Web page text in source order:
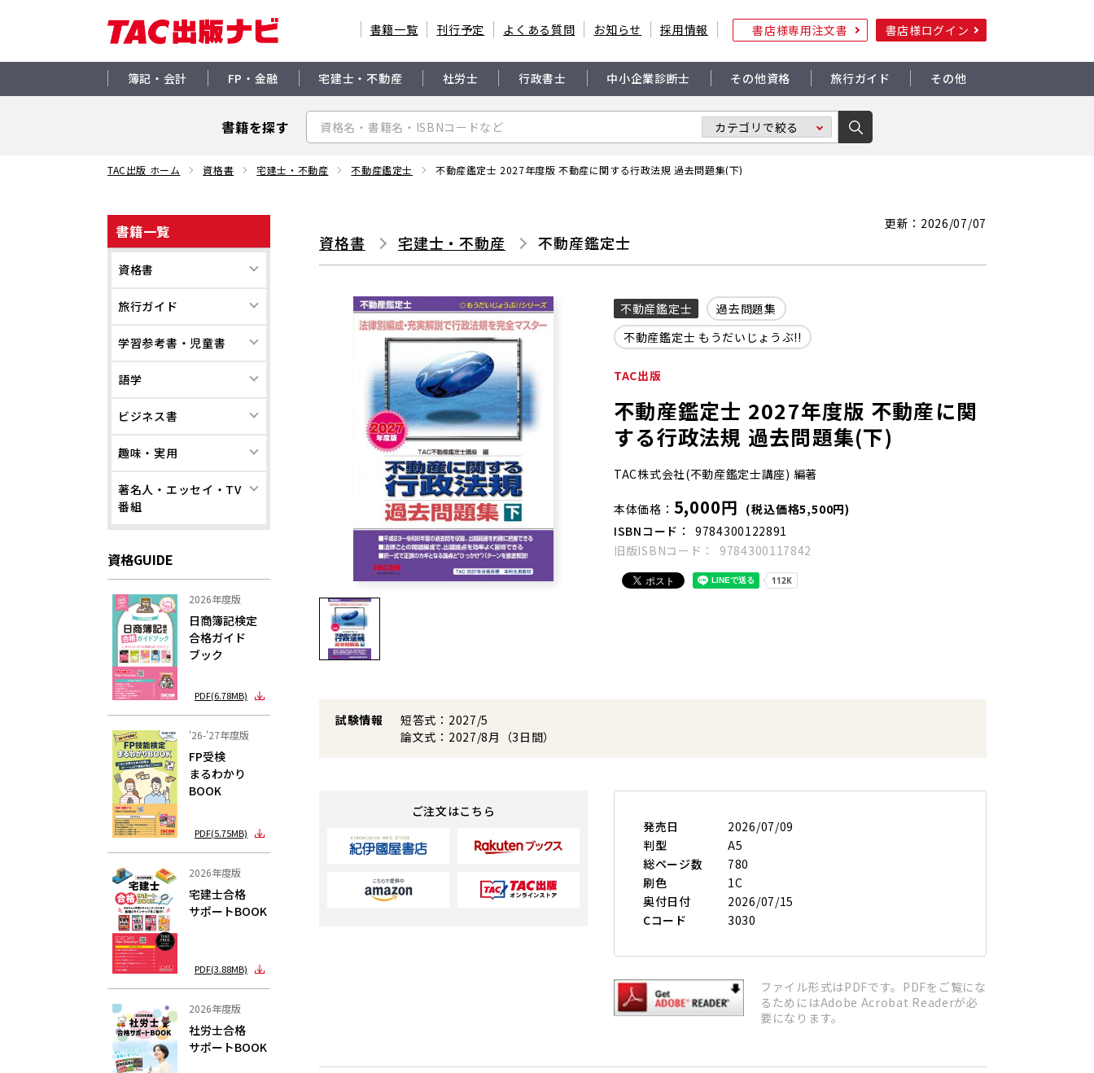
書籍一覧 刊行予定 よくある質問 お知らせ 採用情報 書店様専用注文書 書店様ログイン
簿記・会計 FP・金融 宅建士・不動産 社労士 行政書士 中小企業診断士 その他資格 旅行ガイド その他
書籍を探す
TAC出版 ホーム 資格書 宅建士・不動産 不動産鑑定士 不動産鑑定士 2027年度版 不動産に関する行政法規 過去問題集(下)
書籍一覧
資格書
旅行ガイド
学習参考書・児童書
語学
ビジネス書
趣味・実用
著名人・エッセイ・TV
番組
資格GUIDE
2026年度版
日商簿記検定
合格ガイド
ブック
PDF(6.78MB)
'26-'27年度版
FP受検
まるわかり
BOOK
PDF(5.75MB)
2026年度版
宅建士合格
サポートBOOK
PDF(3.88MB)
2026年度版
社労士合格
サポートBOOK
更新：2026/07/07
資格書 宅建士・不動産 不動産鑑定士
不動産鑑定士
過去問題集
不動産鑑定士 もうだいじょうぶ!!
TAC出版
不動産鑑定士 2027年度版 不動産に関
する行政法規 過去問題集(下)
TAC株式会社(不動産鑑定士講座) 編著
本体価格 5,000円 (税込価格5,500円)
ISBNコード
9784300122891
旧版ISBNコード
9784300117842
試験情報
短答式：2027/5
論文式：2027/8月（3日間）
ご注文はこちら
発売日
2026/07/09
判型
A5
総ページ数
780
刷色
1C
奥付日付
2026/07/15
Cコード
3030
ファイル形式はPDFです。PDFをご覧にな
るためにはAdobe Acrobat Readerが必
要になります。